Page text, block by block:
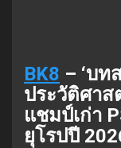
BK8 – ‘บท
ประวัติศาส
แชมป์เก่า
ยุโรปปี